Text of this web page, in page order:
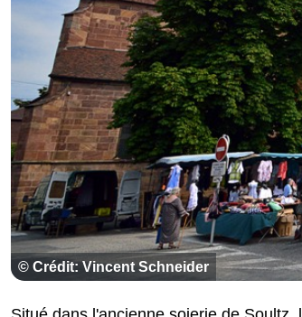
© Crédit: Vincent Schneider